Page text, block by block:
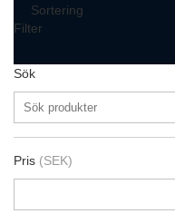
Sortering
Filter
Sök
Pris (SEK)